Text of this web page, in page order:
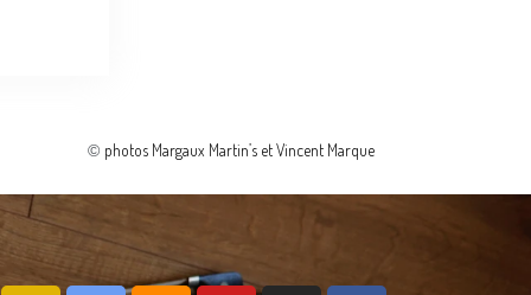
© photos Margaux Martin’s et Vincent Marque